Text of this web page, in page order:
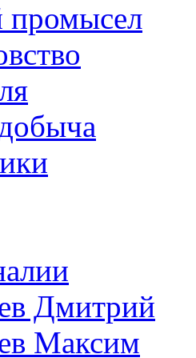
промысел
Дмитрий
Максим